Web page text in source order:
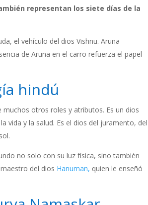
representan los siete días de la
el vehículo del dios Vishnu. Aruna
de Aruna en el carro refuerza el papel
hindú
otros roles y atributos. Es un dios
vida y la salud. Es el dios del juramento, del
no solo con su luz física, sino también
del dios Hanuman, quien le enseñó